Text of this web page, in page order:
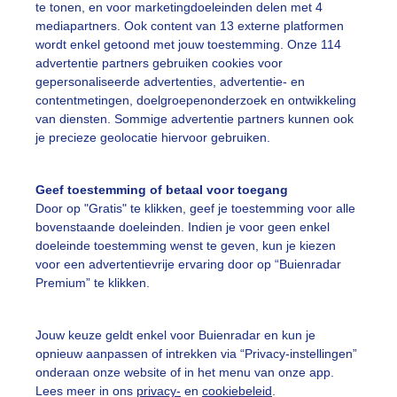
te tonen, en voor marketingdoeleinden delen met 4
mediapartners. Ook content van 13 externe platformen
wordt enkel getoond met jouw toestemming. Onze 114
advertentie partners gebruiken cookies voor
gepersonaliseerde advertenties, advertentie- en
contentmetingen, doelgroepenonderzoek en ontwikkeling
van diensten. Sommige advertentie partners kunnen ook
je precieze geolocatie hiervoor gebruiken.
Geef toestemming of betaal voor toegang
Door op "Gratis" te klikken, geef je toestemming voor alle
bovenstaande doeleinden. Indien je voor geen enkel
doeleinde toestemming wenst te geven, kun je kiezen
voor een advertentievrije ervaring door op “Buienradar
Premium” te klikken.
Jouw keuze geldt enkel voor Buienradar en kun je
opnieuw aanpassen of intrekken via “Privacy-instellingen”
onderaan onze website of in het menu van onze app.
Lees meer in ons privacy- en cookiebeleid
plaatsen
17,5°C / 25,4°C
Chipata
17,5°C / 25,4°C Chobe
17,5°C / 25,4°C Masupe
(Lusaka)